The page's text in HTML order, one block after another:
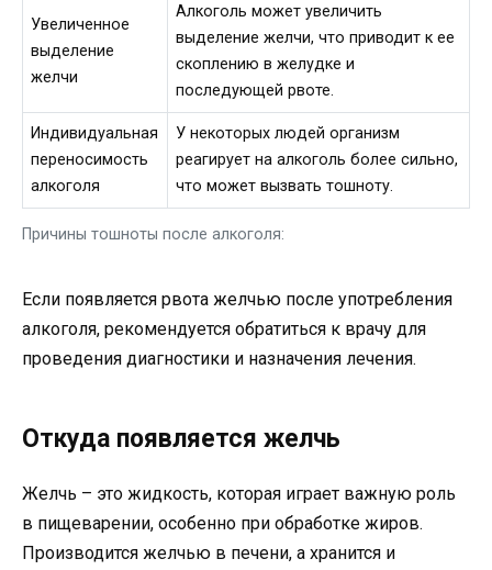
Причины тошноты после алкоголя:
Увеличенное
выделение
желчи
Алкоголь может увеличить
выделение желчи, что приводит к ее
скоплению в желудке и
последующей рвоте.
Индивидуальная
переносимость
алкоголя
У некоторых людей организм
реагирует на алкоголь более сильно,
что может вызвать тошноту.
Если появляется рвота желчью после употребления
алкоголя, рекомендуется обратиться к врачу для
проведения диагностики и назначения лечения.
Откуда появляется желчь
Желчь – это жидкость, которая играет важную роль
в пищеварении, особенно при обработке жиров.
Производится желчью в печени, а хранится и